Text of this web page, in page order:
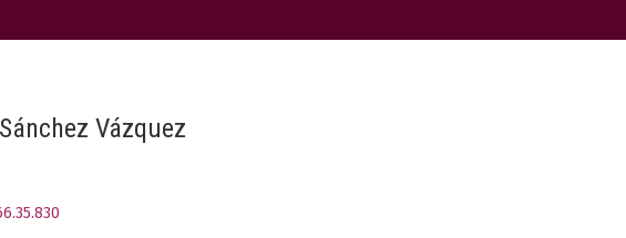
Vázquez